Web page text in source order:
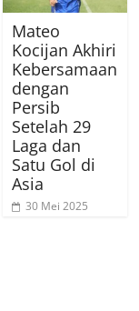
Mateo
Kocijan Akhiri
Kebersamaan
dengan
Persib
Setelah 29
Laga dan
Satu Gol di
Asia
30 Mei 2025